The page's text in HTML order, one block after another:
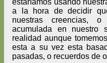
estaríamos usando
a la hora de decidir
nuestras creencias,
acumulada en nuestro
realidad aunque
esta a su vez esta
pasadas, o recuerdos de